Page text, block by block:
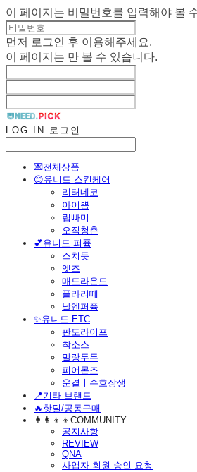
이 페이지는 비밀번호를 입력해야 볼
먼저 로그인
후 이용해주세요.
이 페이지는 만 볼 수 있습니다.
LOG IN 로그인
💌전체상품
😊유니드 스킨케어
리터네코
아이쁨
립빠미
오직청춘
💕유니드 퍼퓸
스치듯
엣즈
매드라운드
플라리떼
날엔퍼퓸
​✨유니드 ETC
판도라이프
착소스
말랑두두
피어몬즈
운결ㅣ수호장생
📍기타 브랜드
🔥핫딜/공동구매
👩‍👩‍👦‍👦COMMUNITY
공지사항
REVIEW
QNA
사업자 회원 승인 요청